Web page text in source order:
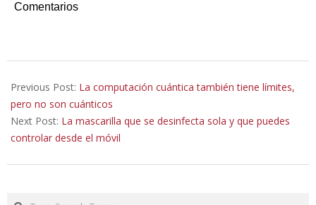
Comentarios
07-
24
Previous Post: La computación cuántica también tiene límites,
pero no son cuánticos
Next Post: La mascarilla que se desinfecta sola y que puedes
controlar desde el móvil
Search